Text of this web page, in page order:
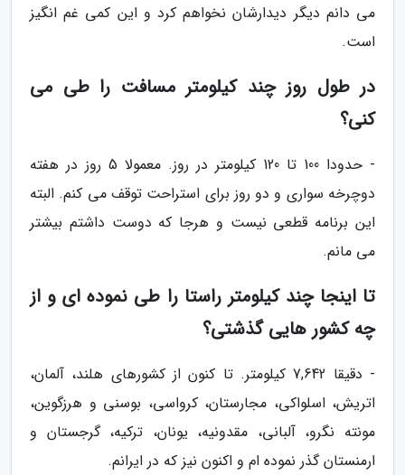
می دانم دیگر دیدارشان نخواهم کرد و این کمی غم انگیز
است.
در طول روز چند کیلومتر مسافت را طی می
کنی؟
- حدودا 100 تا 120 کیلومتر در روز. معمولا 5 روز در هفته
دوچرخه سواری و دو روز برای استراحت توقف می کنم. البته
این برنامه قطعی نیست و هرجا که دوست داشتم بیشتر
می مانم.
تا اینجا چند کیلومتر راستا را طی نموده ای و از
چه کشور هایی گذشتی؟
- دقیقا 7,642 کیلومتر. تا کنون از کشورهای هلند، آلمان،
اتریش، اسلواکی، مجارستان، کرواسی، بوسنی و هرزگوین،
مونته نگرو، آلبانی، مقدونیه، یونان، ترکیه، گرجستان و
ارمنستان گذر نموده ام و اکنون نیز که در ایرانم.